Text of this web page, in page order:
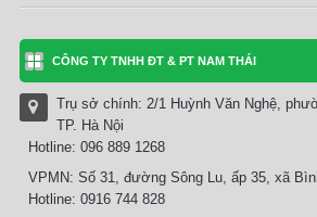
CÔNG TY TNHH ĐT & PT NAM THÁI
Trụ sở chính: 2/1 Huỳnh Văn Nghệ,
TP. Hà Nội
Hotline: 096 889 1268
VPMN: Số 31, đường Sông Lu, ấp 35, xã
Hotline: 0916 744 828